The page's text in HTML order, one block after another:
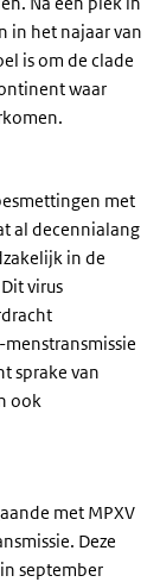
in het najaar van
is om de clade
waar
met
al decennialang
in de
virus
sprake van
ook
met MPXV
Deze
september